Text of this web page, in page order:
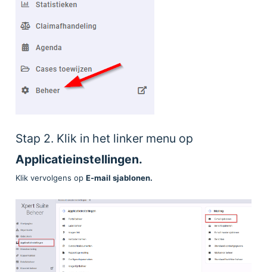
Stap 2. Klik in het linker menu op
Applicatieinstellingen.
Klik vervolgens op E-mail sjablonen.